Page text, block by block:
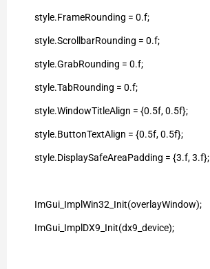
style.FrameRounding = 0.f;
style.ScrollbarRounding = 0.f;
style.GrabRounding = 0.f;
style.TabRounding = 0.f;
style.WindowTitleAlign = {0.5f, 0.5f};
style.ButtonTextAlign = {0.5f, 0.5f};
style.DisplaySafeAreaPadding = {3.f, 3.f};
ImGui_ImplWin32_Init(overlayWindow);
ImGui_ImplDX9_Init(dx9_device);